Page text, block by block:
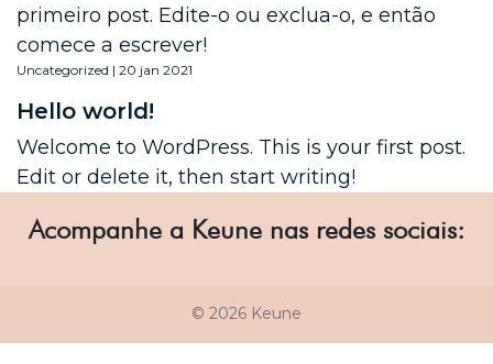
primeiro post. Edite-o ou exclua-o, e então
comece a escrever!
Uncategorized | 20 jan 2021
Hello world!
Welcome to WordPress. This is your first post.
Edit or delete it, then start writing!
Acompanhe a Keune nas redes sociais:
© 2026 Keune